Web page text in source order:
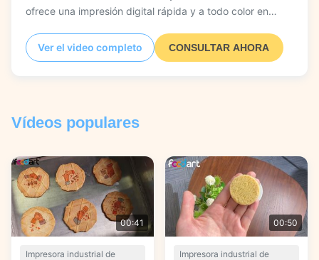
ofrece una impresión digital rápida y a todo color en
práctico sobre su operación de alta velocidad, impresión
de precisión en varias superficies y cómo su software
Ver el video completo CONSULTAR AHORA
Vídeos populares
00:41
Impresora industrial de
00:50
Impresora industrial de